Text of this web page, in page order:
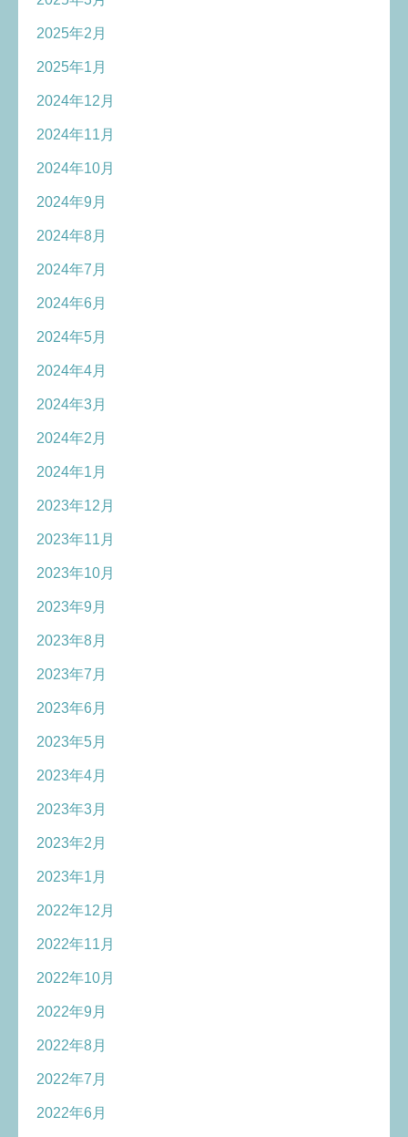
2025年2月
2025年1月
2024年12月
2024年11月
2024年10月
2024年9月
2024年8月
2024年7月
2024年6月
2024年5月
2024年4月
2024年3月
2024年2月
2024年1月
2023年12月
2023年11月
2023年10月
2023年9月
2023年8月
2023年7月
2023年6月
2023年5月
2023年4月
2023年3月
2023年2月
2023年1月
2022年12月
2022年11月
2022年10月
2022年9月
2022年8月
2022年7月
2022年6月